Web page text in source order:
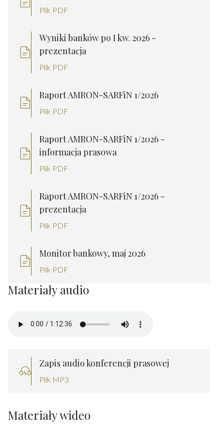
Plik PDF
Wyniki banków po I kw. 2026 -
prezentacja
Plik PDF
Raport AMRON-SARFiN 1/2026
Plik PDF
Raport AMRON-SARFiN 1/2026 -
informacja prasowa
Plik PDF
Raport AMRON-SARFiN 1/2026 -
prezentacja
Plik PDF
Monitor bankowy, maj 2026
Plik PDF
Materiały audio
Zapis audio konferencji prasowej
Plik MP3
Materiały wideo